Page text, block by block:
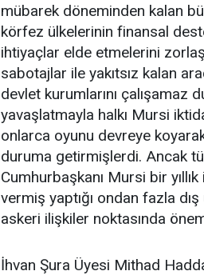
mübarek döneminden kalan
körfez ülkelerinin finansal
ihtiyaçlar elde etmelerini
sabotajlar ile yakıtsız kalan
devlet kurumlarını çalışamaz
yavaşlatmayla halkı Mursi
onlarca oyunu devreye
duruma getirmişlerdi. Ancak
Cumhurbaşkanı Mursi bir
vermiş yaptığı ondan fazla
askeri ilişkiler noktasında
İhvan Şura Üyesi Mithad